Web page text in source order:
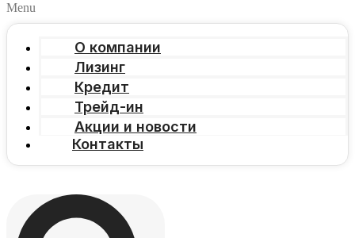
Menu
О компании
Лизинг
Кредит
Трейд-ин
Акции и новости
Контакты